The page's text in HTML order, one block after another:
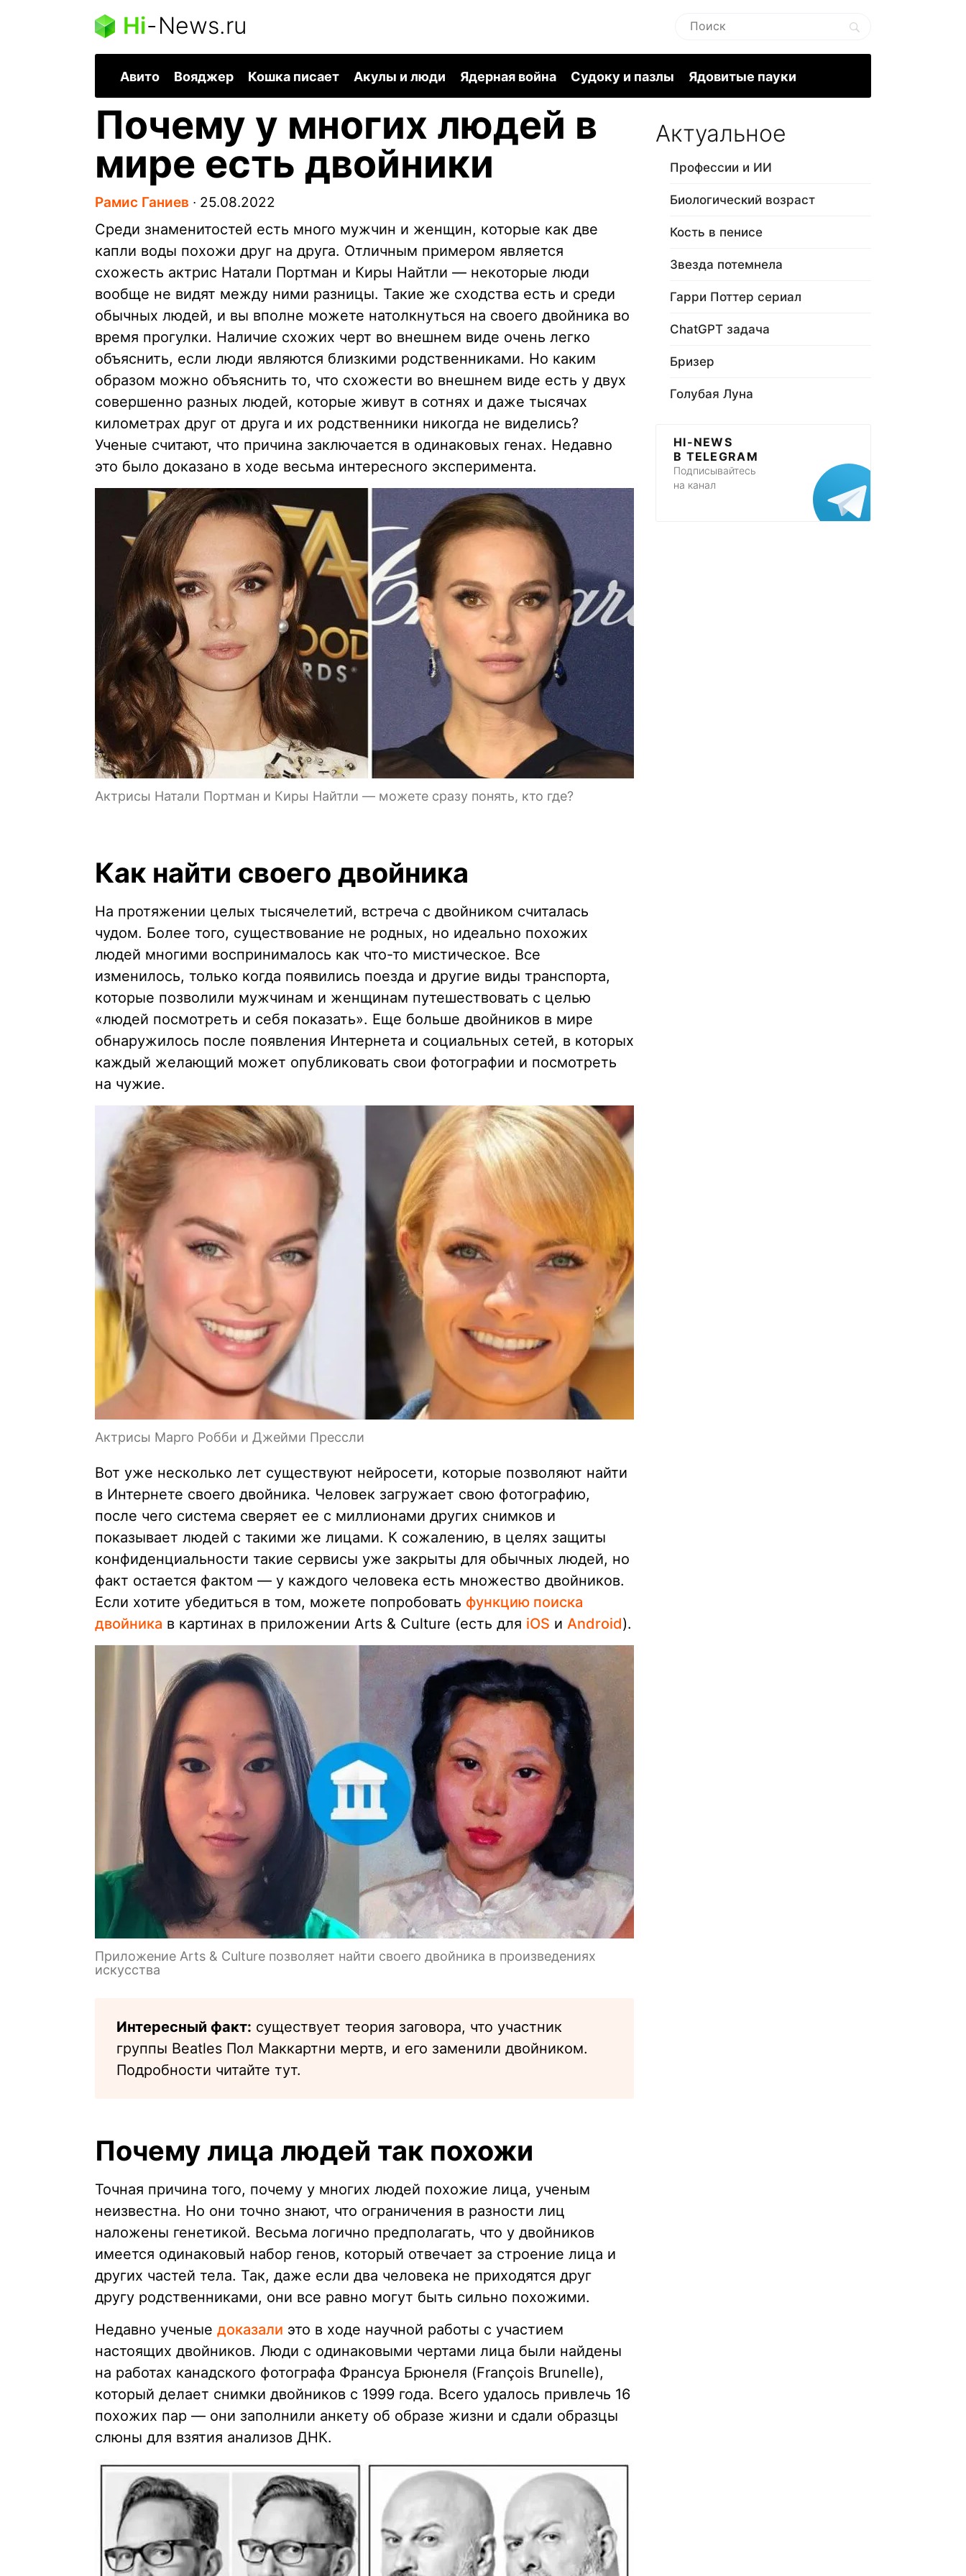
Hi-News.ru
Авито Вояджер Кошка писает Акулы и люди Ядерная война Судоку и пазлы Ядовитые пауки
Почему у многих людей в
мире есть двойники
Рамис Ганиев ∙ 25.08.2022
Среди знаменитостей есть много мужчин и женщин, которые как две
капли воды похожи друг на друга. Отличным примером является
схожесть актрис Натали Портман и Киры Найтли — некоторые люди
вообще не видят между ними разницы. Такие же сходства есть и среди
обычных людей, и вы вполне можете натолкнуться на своего двойника во
время прогулки. Наличие схожих черт во внешнем виде очень легко
объяснить, если люди являются близкими родственниками. Но каким
образом можно объяснить то, что схожести во внешнем виде есть у двух
совершенно разных людей, которые живут в сотнях и даже тысячах
километрах друг от друга и их родственники никогда не виделись?
Ученые считают, что причина заключается в одинаковых генах. Недавно
это было доказано в ходе весьма интересного эксперимента.
Актрисы Натали Портман и Киры Найтли — можете сразу понять, кто где?
Как найти своего двойника
На протяжении целых тысячелетий, встреча с двойником считалась
чудом. Более того, существование не родных, но идеально похожих
людей многими воспринималось как что-то мистическое. Все
изменилось, только когда появились поезда и другие виды транспорта,
которые позволили мужчинам и женщинам путешествовать с целью
«людей посмотреть и себя показать». Еще больше двойников в мире
обнаружилось после появления Интернета и социальных сетей, в которых
каждый желающий может опубликовать свои фотографии и посмотреть
на чужие.
Актрисы Марго Робби и Джейми Прессли
Вот уже несколько лет существуют нейросети, которые позволяют найти
в Интернете своего двойника. Человек загружает свою фотографию,
после чего система сверяет ее с миллионами других снимков и
показывает людей с такими же лицами. К сожалению, в целях защиты
конфиденциальности такие сервисы уже закрыты для обычных людей, но
факт остается фактом — у каждого человека есть множество двойников.
Если хотите убедиться в том, можете попробовать функцию поиска
двойника в картинах в приложении Arts & Culture (есть для iOS и Android).
Приложение Arts & Culture позволяет найти своего двойника в произведениях
искусства
Интересный факт: существует теория заговора, что участник
группы Beatles Пол Маккартни мертв, и его заменили двойником.
Подробности читайте тут.
Почему лица людей так похожи
Точная причина того, почему у многих людей похожие лица, ученым
неизвестна. Но они точно знают, что ограничения в разности лиц
наложены генетикой. Весьма логично предполагать, что у двойников
имеется одинаковый набор генов, который отвечает за строение лица и
других частей тела. Так, даже если два человека не приходятся друг
другу родственниками, они все равно могут быть сильно похожими.
Недавно ученые доказали это в ходе научной работы с участием
настоящих двойников. Люди с одинаковыми чертами лица были найдены
на работах канадского фотографа Франсуа Брюнеля (François Brunelle),
который делает снимки двойников с 1999 года. Всего удалось привлечь 16
похожих пар — они заполнили анкету об образе жизни и сдали образцы
слюны для взятия анализов ДНК.
Актуальное
Профессии и ИИ
Биологический возраст
Кость в пенисе
Звезда потемнела
Гарри Поттер сериал
ChatGPT задача
Бризер
Голубая Луна
HI-NEWS
В TELEGRAM
Подписывайтесь
на канал